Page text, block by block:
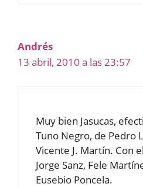
Andrés
13 abril, 2010 a las 23:57
Muy bien Jasucas,
Tuno Negro, de Pedro
Vicente J. Martín. Con
Jorge Sanz, Fele
Eusebio Poncela.